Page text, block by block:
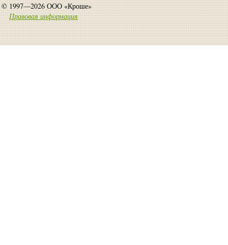
© 1997—2026 ООО «Кроше»
Правовая информация